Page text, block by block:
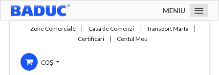
MENIU
Compania
Zone Comerciale Casa de Comenzi
Transport Marfa
Certificari
Contul Meu
COȘ